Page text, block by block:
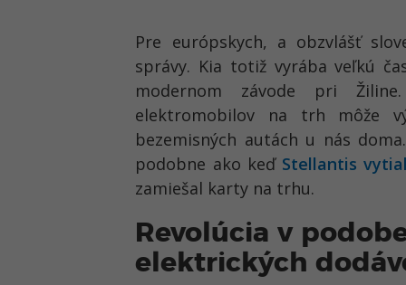
Pre európskych, a obzvlášť
správy. Kia totiž vyrába veľkú
modernom závode pri
elektromobilov na trh môže
bezemisných autách u nás
podobne ako keď Stellantis
zamiešal karty na trhu.
Revolúcia v
elektrických